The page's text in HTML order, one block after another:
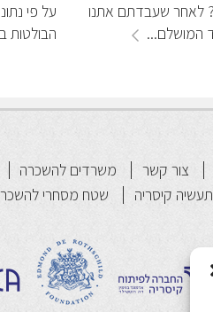
לאחר שעבדתם אתנו
המושלם...
על פי
הבולטות
צור קשר משרדים להשכרה
קיסריה שטח מסחרי